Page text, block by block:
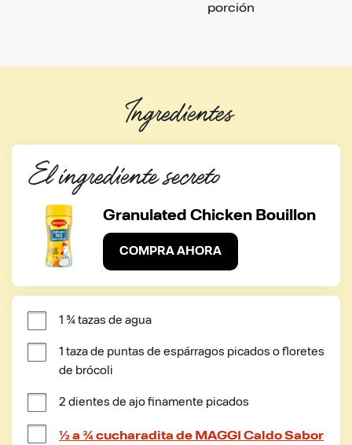
porción
Ingredientes
El ingrediente secreto
Granulated Chicken Bouillon
COMPRA AHORA
1 ¾ tazas de agua
1 taza de puntas de espárragos picados o floretes
de brócoli
2 dientes de ajo finamente picados
½ a ¾ cucharadita de MAGGI Caldo Sabor